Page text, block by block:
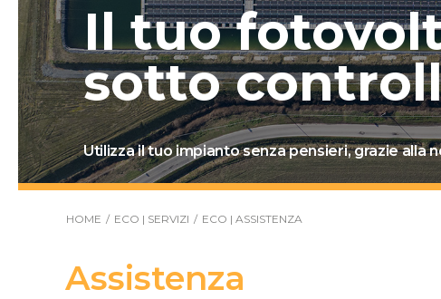
Il tuo
sotto
Utilizza il tuo impianto senza pensieri, grazie alla
HOME ECO | SERVIZI ECO | ASSISTENZA
Assistenza